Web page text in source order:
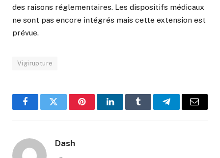
des raisons réglementaires. Les dispositifs médicaux
ne sont pas encore intégrés mais cette extension est
prévue.
Vigirupture
FacebookTwitter PinterestLinkedInTumblr TelegramEmail
Dash